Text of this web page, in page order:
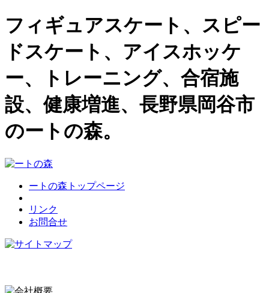
フィギュアスケート、スピー
ドスケート、アイスホッケ
ー、トレーニング、合宿施
設、健康増進、長野県岡谷市
のートの森。
ートの森トップページ
リンク
お問合せ